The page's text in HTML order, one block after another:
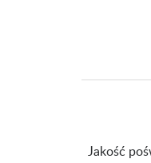
Jakość